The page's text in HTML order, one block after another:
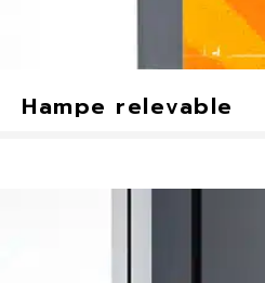
Hampe relevable